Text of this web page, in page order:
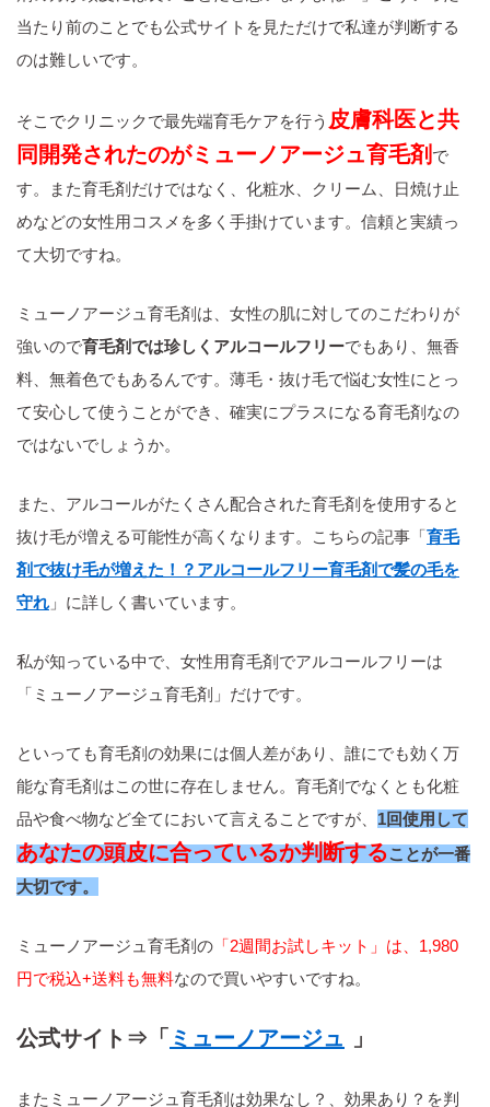
当たり前のことでも公式サイトを見ただけで私達が判断する
のは難しいです。
そこでクリニックで最先端育毛ケアを行う 皮膚科医と共
同開発されたのがミューノアージュ育毛剤 で
す。また育毛剤だけではなく、化粧水、クリーム、日焼け止
めなどの女性用コスメを多く手掛けています。信頼と実績っ
て大切ですね。
ミューノアージュ育毛剤は、女性の肌に対してのこだわりが
強いので育毛剤では珍しくアルコールフリーでもあり、無香
料、無着色でもあるんです。薄毛・抜け毛で悩む女性にとっ
て安心して使うことができ、確実にプラスになる育毛剤なの
ではないでしょうか。
また、アルコールがたくさん配合された育毛剤を使用すると
抜け毛が増える可能性が高くなります。こちらの記事「育毛
剤で抜け毛が増えた！？アルコールフリー育毛剤で髪の毛を
守れ」に詳しく書いています。
私が知っている中で、女性用育毛剤でアルコールフリーは
「ミューノアージュ育毛剤」だけです。
といっても育毛剤の効果には個人差があり、誰にでも効く万
能な育毛剤はこの世に存在しません。育毛剤でなくとも化粧
品や食べ物など全てにおいて言えることですが、 1回使用して
あなたの頭皮に合っているか判断することが一番
大切です。
ミューノアージュ育毛剤の 「2週間お試しキット」は、1,980
円で税込+送料も無料なので買いやすいですね。
公式サイト⇒「 ミューノアージュ 」
またミューノアージュ育毛剤は効果なし？、効果あり？を判